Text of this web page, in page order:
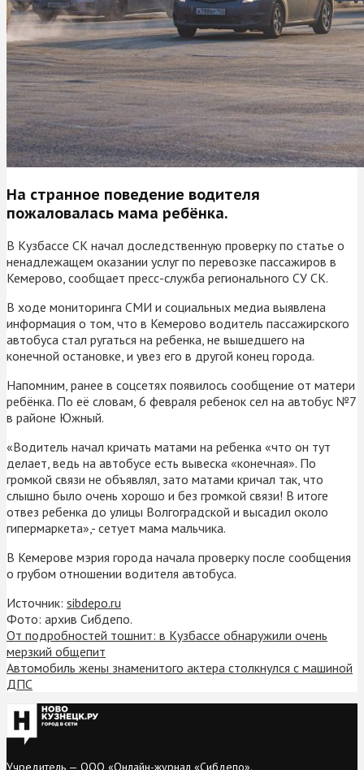
На странное поведение водителя
пожаловалась мама ребёнка.
В Кузбассе СК начал доследственную проверку по статье о
ненадлежащем оказании услуг по перевозке пассажиров в
Кемерово, сообщает пресс-служба регионального СУ СК.
В ходе мониторинга СМИ и социальных медиа выявлена
информация о том, что в Кемерово водитель пассажирского
автобуса стал ругаться на ребенка, не вышедшего на
конечной остановке, и увез его в другой конец города.
Напомним, ранее в соцсетях появилось сообщение от матери
ребёнка. По её словам, 6 февраля ребенок сел на автобус №7
в районе Южный.
«Водитель начал кричать матами на ребенка «что он тут
делает, ведь на автобусе есть вывеска «конечная». По
громкой связи не объявлял, зато матами кричал так, что
слышно было очень хорошо и без громкой связи! В итоге
отвез ребенка до улицы Волгоградской и высадил около
гипермаркета»,- сетует мама мальчика.
В Кемерове мэрия города начала проверку после сообщения
о грубом отношении водителя автобуса.
Источник: sibdepo.ru
Фото: архив Сибдепо.
От подробностей тошнит: в Кузбассе обнаружили очень
мерзкий общепит
Автомобиль жены знаменитого актера столкнулся с машиной
ДПС
Учредитель — ООО «Онлайн-журнал «Сибдепо».